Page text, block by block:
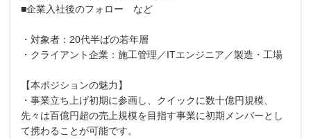
■企業入社後のフォロー など
・対象者：20代半ばの若年層
・クライアント企業：施工管理／ITエンジニア／製造・工場
【本ポジションの魅力】
・事業立ち上げ初期に参画し、クイックに数十億円規模、
先々は百億円超の売上規模を目指す事業に初期メンバーとし
て携わることが可能です。